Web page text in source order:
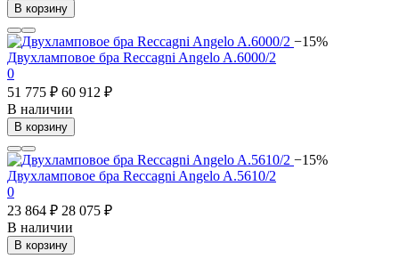
В корзину
−15%
Двухламповое бра Reccagni Angelo A.6000/2
0
51 775 ₽ 60 912 ₽
В наличии
В корзину
−15%
Двухламповое бра Reccagni Angelo A.5610/2
0
23 864 ₽ 28 075 ₽
В наличии
В корзину